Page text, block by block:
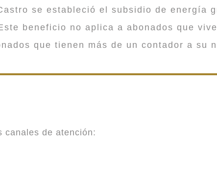
se estableció el subsidio de energía
beneficio no aplica a abonados que
que tienen más de un contador a su
canales de atención: